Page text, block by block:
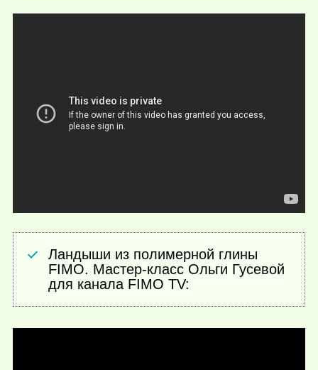
Ландыши из полимерной глины
FIMO. Мастер-класс Ольги Гусевой
для канала FIMO TV: